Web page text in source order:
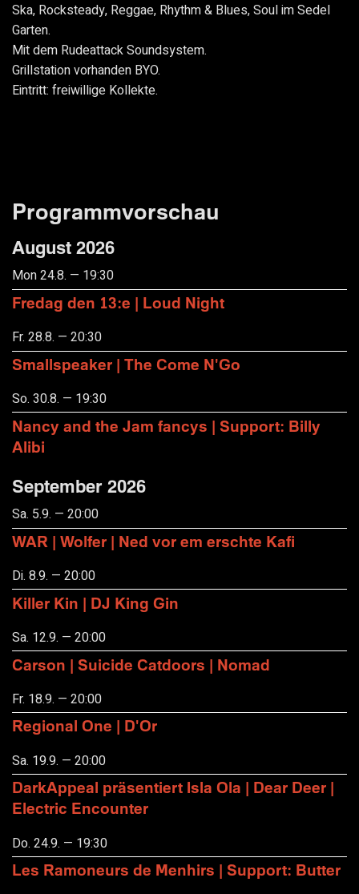
Ska, Rocksteady, Reggae, Rhythm & Blues, Soul im Sedel
Garten.
Mit dem Rudeattack Soundsystem.
Grillstation vorhanden BYO.
Eintritt: freiwillige Kollekte.
Programmvorschau
August 2026
Mon 24.8. — 19:30
Fredag den 13:e | Loud Night
Fr. 28.8. — 20:30
Smallspeaker | The Come N'Go
So. 30.8. — 19:30
Nancy and the Jam fancys | Support: Billy
Alibi
September 2026
Sa. 5.9. — 20:00
WAR | Wolfer | Ned vor em erschte Kafi
Di. 8.9. — 20:00
Killer Kin | DJ King Gin
Sa. 12.9. — 20:00
Carson | Suicide Catdoors | Nomad
Fr. 18.9. — 20:00
Regional One | D'Or
Sa. 19.9. — 20:00
DarkAppeal präsentiert Isla Ola | Dear Deer |
Electric Encounter
Do. 24.9. — 19:30
Les Ramoneurs de Menhirs | Support: Butter